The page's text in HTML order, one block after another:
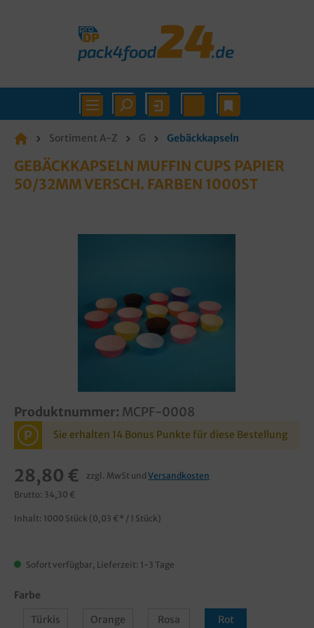
Sortiment A-Z G Gebäckkapseln
GEBÄCKKAPSELN MUFFIN CUPS PAPIER
50/32MM VERSCH. FARBEN 1000ST
Produktnummer: MCPF-0008
P Sie erhalten 14 Bonus Punkte für diese Bestellung
28,80 € zzgl. MwSt und Versandkosten
Brutto: 34,30 €
Inhalt: 1000 Stück (0,03 €* / 1 Stück)
Sofort verfügbar, Lieferzeit: 1-3 Tage
Farbe
Türkis
Orange Rosa Rot